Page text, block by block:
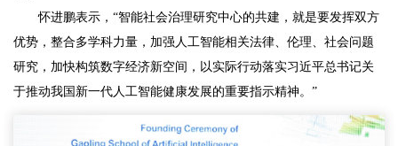
怀进鹏表示，“智能社会治理研究中心的共建，就是要发挥双方
优势，整合多学科力量，加强人工智能相关法律、伦理、社会问题
研究，加快构筑数字经济新空间，以实际行动落实习近平总书记关
于推动我国新一代人工智能健康发展的重要指示精神。”